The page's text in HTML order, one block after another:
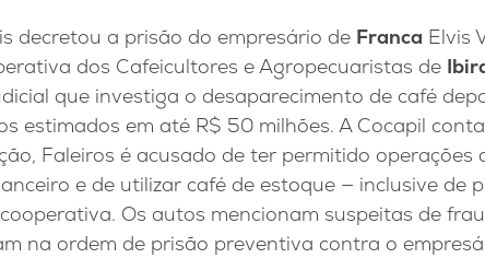
decretou a prisão do empresário de Franca Elvis
dos Cafeicultores e Agropecuaristas de
que investiga o desaparecimento de café
estimados em até R$ 50 milhões. A Cocapil
Faleiros é acusado de ter permitido operações
e de utilizar café de estoque — inclusive de
Os autos mencionam suspeitas de
na ordem de prisão preventiva contra o